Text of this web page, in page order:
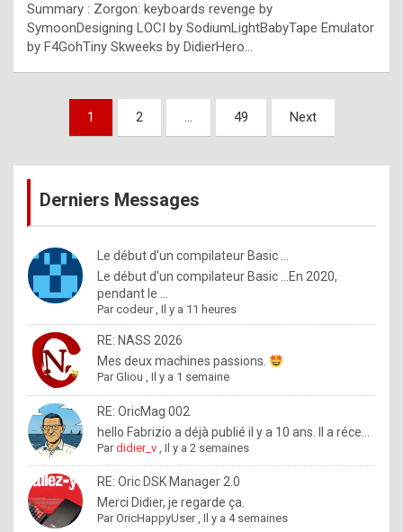
l
e
x
a
%
m
a
d
b
y
o
l
e
x
Summary : Zorgon: keyboards revenge by
SymoonDesigning LOCI by SodiumLightBabyTape Emulator
by F4GohTiny Skweeks by DidierHero…
Pagination
publications
1 2 … 49 Next
Derniers Messages
Le début d'un compilateur Basic ...
Le début d'un compilateur Basic ...En 2020,
pendant le ...
Parcodeur,Il y a 11 heures
RE: NASS 2026
Mes deux machines passions.
ParGliou ,Il y a 1 semaine
RE: OricMag 002
hello Fabrizio a déjà publié il y a 10 ans. Il a réce...
Pardidier_v ,Il y a 2 semaines
RE: Oric DSK Manager 2.0
Merci Didier, je regarde ça.
ParOricHappyUser,Il y a 4 semaines